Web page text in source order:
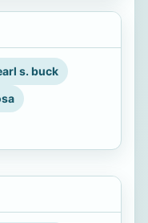
s. buck